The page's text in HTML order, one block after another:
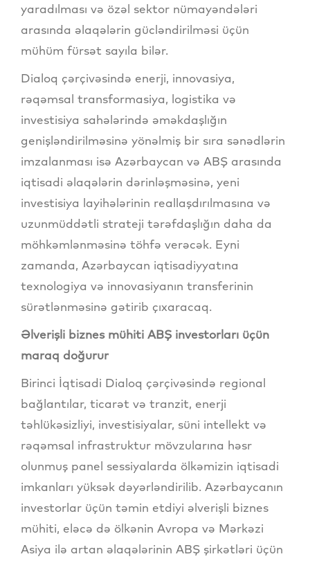
yaradılması və özəl sektor nümayəndələri
arasında əlaqələrin gücləndirilməsi üçün
mühüm fürsət sayıla bilər.
Dialoq çərçivəsində enerji, innovasiya,
rəqəmsal transformasiya, logistika və
investisiya sahələrində əməkdaşlığın
genişləndirilməsinə yönəlmiş bir sıra sənədlərin
imzalanması isə Azərbaycan və ABŞ arasında
iqtisadi əlaqələrin dərinləşməsinə, yeni
investisiya layihələrinin reallaşdırılmasına və
uzunmüddətli strateji tərəfdaşlığın daha da
möhkəmlənməsinə töhfə verəcək. Eyni
zamanda, Azərbaycan iqtisadiyyatına
texnologiya və innovasiyanın transferinin
sürətlənməsinə gətirib çıxaracaq.
Əlverişli biznes mühiti ABŞ investorları üçün
maraq doğurur
Birinci İqtisadi Dialoq çərçivəsində regional
bağlantılar, ticarət və tranzit, enerji
təhlükəsizliyi, investisiyalar, süni intellekt və
rəqəmsal infrastruktur mövzularına həsr
olunmuş panel sessiyalarda ölkəmizin iqtisadi
imkanları yüksək dəyərləndirilib. Azərbaycanın
investorlar üçün təmin etdiyi əlverişli biznes
mühiti, eləcə də ölkənin Avropa və Mərkəzi
Asiya ilə artan əlaqələrinin ABŞ şirkətləri üçün